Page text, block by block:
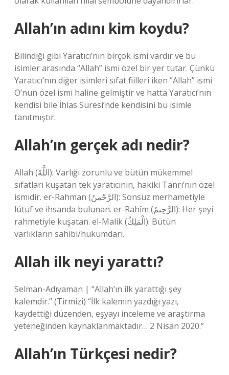
Allah’ın adını kim koydu?
Bilindiği gibi Yaratıcı’nın birçok ismi vardır ve bu
isimler arasında “Allah” ismi özel bir yer tutar. Çünkü
Yaratıcı’nın diğer isimleri sıfat fiilleri iken “Allah” ismi
O’nun özel ismi haline gelmiştir ve hatta Yaratıcı’nın
kendisi bile İhlas Suresi’nde kendisini bu isimle
tanıtmıştır.
Allah’ın gerçek adı nedir?
Allah (اللَّهُ): Varlığı zorunlu ve bütün mükemmel
sıfatları kuşatan tek yaratıcının, hakiki Tanrı’nın özel
ismidir. er-Rahman (الرَّحْمنُ): Sonsuz merhametiyle
lütuf ve ihsanda bulunan. er-Rahîm (الرَّحِيمُ): Her şeyi
rahmetiyle kuşatan. el-Malik (الْمَلِكُ): Bütün
varlıkların sahibi/hükümdarı.
Allah ilk neyi yarattı?
Selman-Adıyaman | “Allah’ın ilk yarattığı şey
kalemdir.” (Tirmizi) “İlk kalemin yazdığı yazı,
kaydettiği düzenden, eşyayı inceleme ve araştırma
yeteneğinden kaynaklanmaktadır… 2 Nisan 2020.”
Allah’ın Türkçesi nedir?